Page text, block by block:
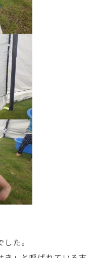
た。